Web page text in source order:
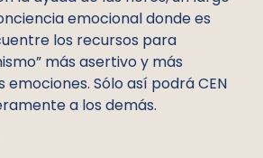
emocional donde es
los recursos para
más asertivo y más
emociones. Sólo así podrá CEN
a los demás.